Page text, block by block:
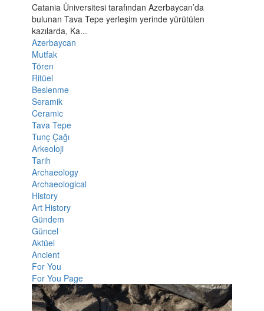
Catania Üniversitesi tarafından Azerbaycan’da
bulunan Tava Tepe yerleşim yerinde yürütülen
kazılarda, Ka...
Azerbaycan
Mutfak
Tören
Ritüel
Beslenme
Seramik
Ceramic
Tava Tepe
Tunç Çağı
Arkeoloji
Tarih
Archaeology
Archaeological
History
Art History
Gündem
Güncel
Aktüel
Ancient
For You
For You Page